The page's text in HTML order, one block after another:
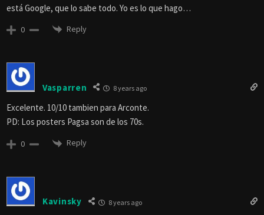
está Google, que lo sabe todo. Yo es lo que hago…
0 Reply
Vasparren 8 years ago
Excelente. 10/10 tambien para Arconte.
PD: Los posters Pagsa son de los 70s.
0 Reply
Kavinsky 8 years ago